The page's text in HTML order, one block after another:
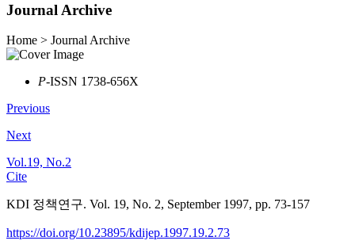
Journal Archive
Home > Journal Archive
P-ISSN 1738-656X
Previous
Next
Vol.19, No.2
Cite
KDI 정책연구. Vol. 19, No. 2, September 1997, pp. 73-157
https://doi.org/10.23895/kdijep.1997.19.2.73